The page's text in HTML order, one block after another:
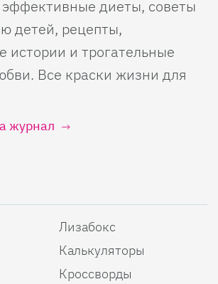
диеты, советы
детей, рецепты,
истории и трогательные
Все краски жизни для
журнал
Лизабокс
Калькуляторы
Кроссворды